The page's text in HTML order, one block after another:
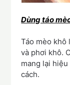
Dùng táo
Táo mèo khô
và phơi khô.
mang lại
cách.